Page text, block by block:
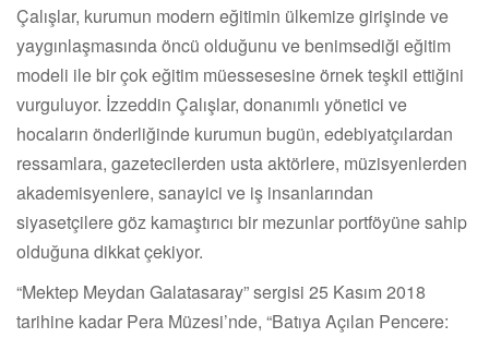
Çalışlar, kurumun modern eğitimin ülkemize girişinde ve
yaygınlaşmasında öncü olduğunu ve benimsediği eğitim
modeli ile bir çok eğitim müessesesine örnek teşkil ettiğini
vurguluyor. İzzeddin Çalışlar, donanımlı yönetici ve
hocaların önderliğinde kurumun bugün, edebiyatçılardan
ressamlara, gazetecilerden usta aktörlere, müzisyenlerden
akademisyenlere, sanayici ve iş insanlarından
siyasetçilere göz kamaştırıcı bir mezunlar portföyüne sahip
olduğuna dikkat çekiyor.
“Mektep Meydan Galatasaray” sergisi 25 Kasım 2018
tarihine kadar Pera Müzesi’nde, “Batıya Açılan Pencere: